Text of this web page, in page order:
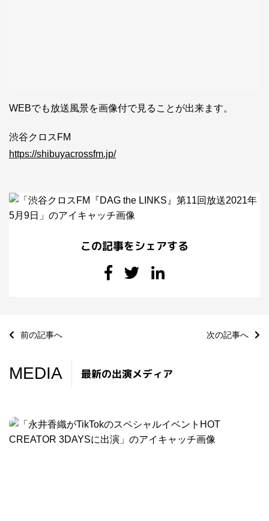
WEBでも放送風景を画像付で見ることが出来ます。
渋谷クロスFM
https://shibuyacrossfm.jp/
この記事をシェアする
前の記事へ 次の記事へ
MEDIA 最新の出演メディア